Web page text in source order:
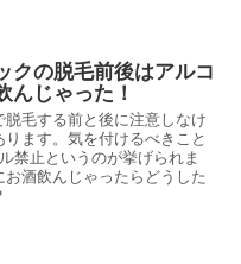
クの脱毛前後はアルコ
んじゃった！
毛する前と後に注意しなけ
ます。気を付けるべきこと
禁止というのが挙げられま
酒飲んじゃったらどうした